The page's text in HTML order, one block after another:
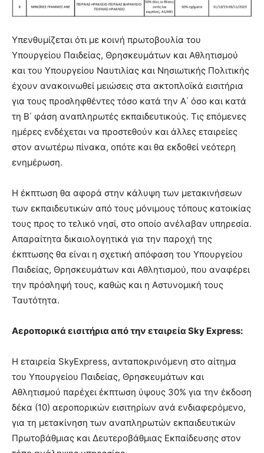
Υπενθυμίζεται ότι με κοινή πρωτοβουλία του
Υπουργείου Παιδείας, Θρησκευμάτων και Αθλητισμού
και του Υπουργείου Ναυτιλίας και Νησιωτικής Πολιτικής
έχουν ανακοινωθεί μειώσεις στα ακτοπλοϊκά εισιτήρια
για τους προσληφθέντες τόσο κατά την Α΄ όσο και κατά
τη Β΄ φάση αναπληρωτές εκπαιδευτικούς. Τις επόμενες
ημέρες ενδέχεται να προστεθούν και άλλες εταιρείες
στον ανωτέρω πίνακα, οπότε και θα εκδοθεί νεότερη
ενημέρωση.
Η έκπτωση θα αφορά στην κάλυψη των μετακινήσεων
των εκπαιδευτικών από τους μόνιμους τόπους κατοικίας
τους προς το τελικό νησί, στο οποίο ανέλαβαν υπηρεσία.
Απαραίτητα δικαιολογητικά για την παροχή της
έκπτωσης θα είναι η σχετική απόφαση του Υπουργείου
Παιδείας, Θρησκευμάτων και Αθλητισμού, που αναφέρει
την πρόσληψή τους, καθώς και η Αστυνομική τους
Ταυτότητα.
Αεροπορικά εισιτήρια από την εταιρεία Sky Express:
H εταιρεία SkyExpress, ανταποκρινόμενη στο αίτημα
του Υπουργείου Παιδείας, Θρησκευμάτων και
Αθλητισμού παρέχει έκπτωση ύψους 30% για την έκδοση
δέκα (10) αεροπορικών εισιτηρίων ανά ενδιαφερόμενο,
για τη μετακίνηση των αναπληρωτών εκπαιδευτικών
Πρωτοβάθμιας και Δευτεροβάθμιας Εκπαίδευσης στον